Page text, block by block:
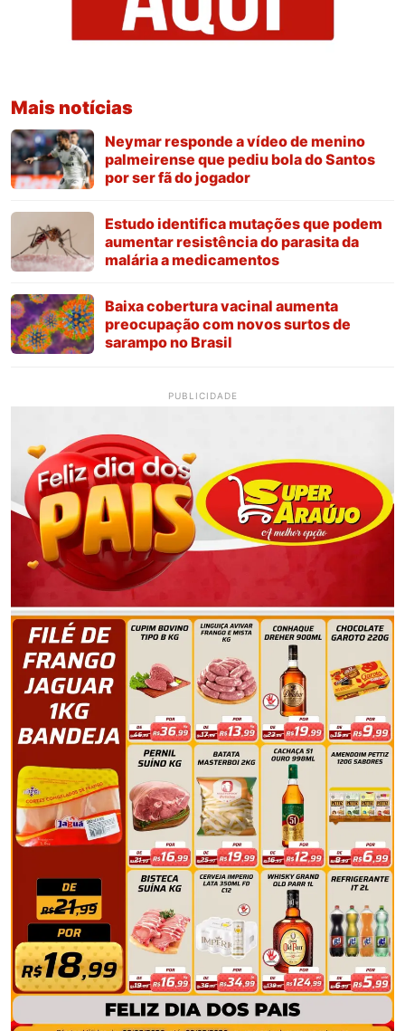
Mais notícias
Neymar responde a vídeo de menino
palmeirense que pediu bola do Santos
por ser fã do jogador
Estudo identifica mutações que podem
aumentar resistência do parasita da
malária a medicamentos
Baixa cobertura vacinal aumenta
preocupação com novos surtos de
sarampo no Brasil
PUBLICIDADE